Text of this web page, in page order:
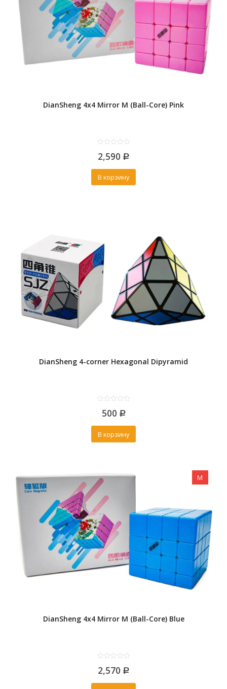
DianSheng 4x4 Mirror M (Ball-Core) Pink
out
5
2,590 Р
В корзину
DianSheng 4-corner Hexagonal Dipyramid
out
5
500 Р
В корзину
M
DianSheng 4x4 Mirror M (Ball-Core) Blue
out
5
2,570 Р